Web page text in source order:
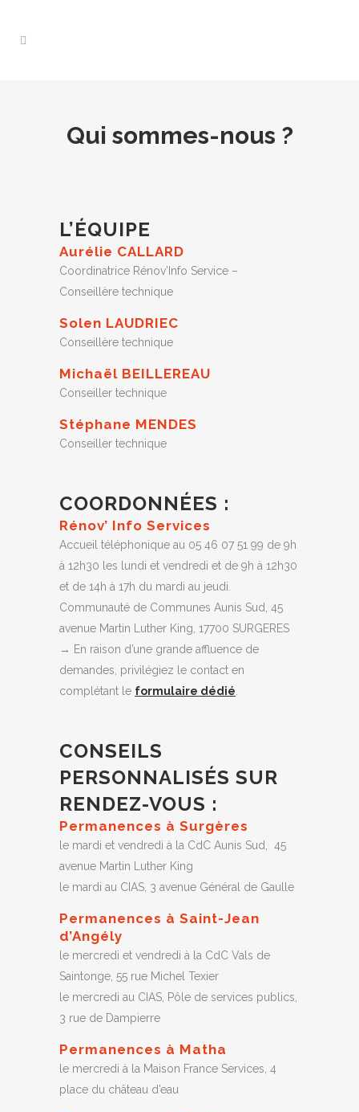
Qui sommes-nous ?
L’ÉQUIPE
Aurélie CALLARD
Coordinatrice Rénov’Info Service –
Conseillère technique
Solen LAUDRIEC
Conseillère technique
Michaël BEILLEREAU
Conseiller technique
Stéphane MENDES
Conseiller technique
COORDONNÉES :
Rénov’ Info Services
Accueil téléphonique au 05 46 07 51 99 de 9h
à 12h30 les lundi et vendredi et de 9h à 12h30
et de 14h à 17h du mardi au jeudi.
Communauté de Communes Aunis Sud, 45
avenue Martin Luther King, 17700 SURGERES
→ En raison d’une grande affluence de
demandes, privilégiez le contact en
complétant le formulaire dédié
CONSEILS
PERSONNALISÉS SUR
RENDEZ-VOUS :
Permanences à Surgères
le mardi et vendredi à la CdC Aunis Sud, 45
avenue Martin Luther King
le mardi au CIAS, 3 avenue Général de Gaulle
Permanences à Saint-Jean
d’Angély
le mercredi et vendredi à la CdC Vals de
Saintonge, 55 rue Michel Texier
le mercredi au CIAS, Pôle de services publics,
3 rue de Dampierre
Permanences à Matha
le mercredi à la Maison France Services, 4
place du château d’eau